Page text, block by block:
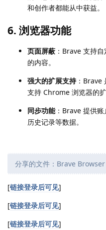
和创作者都能从中获益。
6. 浏览器功能
页面屏蔽 ：Brave 支持
的内容。
强大的扩展支持：Brave
支持 Chrome 浏览器的扩
同步功能：Brave 提供账
历史记录等数据。
分享的文件：Brave Browser
[链接登录后可见]
[链接登录后可见]
[链接登录后可见]